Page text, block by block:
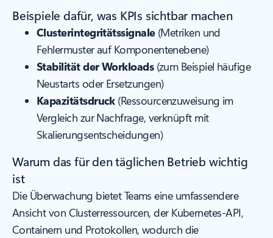
Beispiele dafür, was KPIs sichtbar machen
Clusterintegritätssignale(Metriken und
Fehlermuster auf Komponentenebene)
Stabilität der Workloads(zum Beispiel häufige
Neustarts oder Ersetzungen)
Kapazitätsdruck(Ressourcenzuweisung im
Vergleich zur Nachfrage, verknüpft mit
Skalierungsentscheidungen)
Warum das für den täglichen Betrieb wichtig
ist
Die Überwachung bietet Teams eine umfassendere
Ansicht von Clusterressourcen, der Kubernetes-API,
Containern und Protokollen, wodurch die